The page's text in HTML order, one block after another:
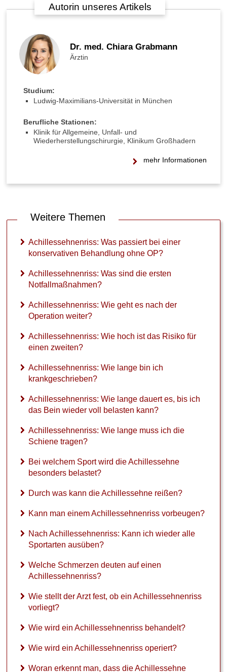
Autorin unseres Artikels
Dr. med. Chiara Grabmann
Ärztin
Studium:
Ludwig-Maximilians-Universität in München
Berufliche Stationen:
Klinik für Allgemeine, Unfall- und
Wiederherstellungschirurgie, Klinikum Großhadern
mehr Informationen
Weitere Themen
Achillessehnenriss: Was passiert bei einer
konservativen Behandlung ohne OP?
Achillessehnenriss: Was sind die ersten
Notfallmaßnahmen?
Achillessehnenriss: Wie geht es nach der
Operation weiter?
Achillessehnenriss: Wie hoch ist das Risiko für
einen zweiten?
Achillessehnenriss: Wie lange bin ich
krankgeschrieben?
Achillessehnenriss: Wie lange dauert es, bis ich
das Bein wieder voll belasten kann?
Achillessehnenriss: Wie lange muss ich die
Schiene tragen?
Bei welchem Sport wird die Achillessehne
besonders belastet?
Durch was kann die Achillessehne reißen?
Kann man einem Achillessehnenriss vorbeugen?
Nach Achillessehnenriss: Kann ich wieder alle
Sportarten ausüben?
Welche Schmerzen deuten auf einen
Achillessehnenriss?
Wie stellt der Arzt fest, ob ein Achillessehnenriss
vorliegt?
Wie wird ein Achillessehnenriss behandelt?
Wie wird ein Achillessehnenriss operiert?
Woran erkennt man, dass die Achillessehne